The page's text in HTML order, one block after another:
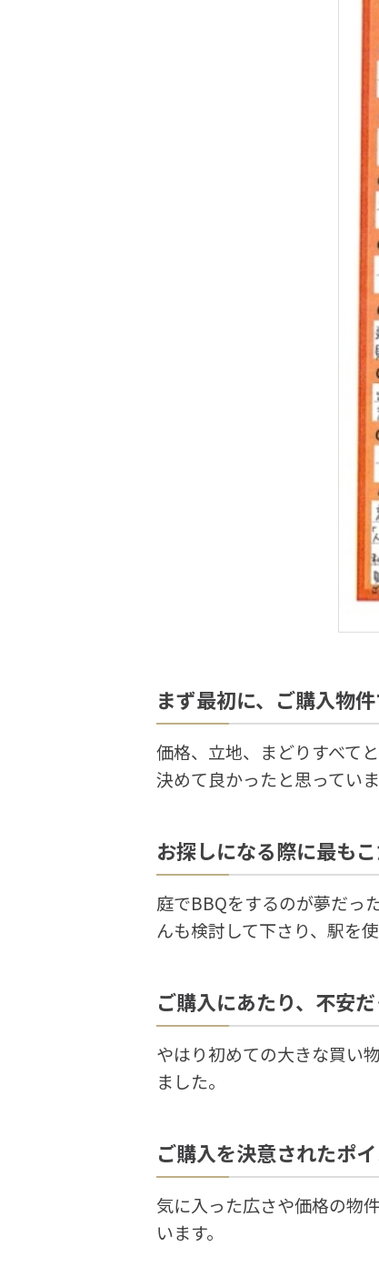
まず最初に、ご購入物
価格、立地、まどりすべて
決めて良かったと思っていま
お探しになる際に最も
庭でBBQをするのが夢だっ
んも検討して下さり、駅を
ご購入にあたり、不安
やはり初めての大きな買い
ました。
ご購入を決意されたポ
気に入った広さや価格の物
います。